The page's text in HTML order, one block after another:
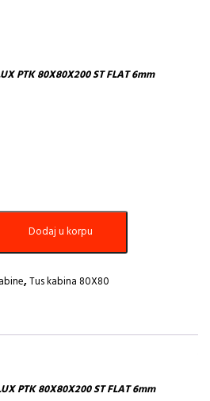
PTK 80X80X200 ST FLAT 6mm
Dodaj u korpu
,Tus kabina 80X80
PTK 80X80X200 ST FLAT 6mm